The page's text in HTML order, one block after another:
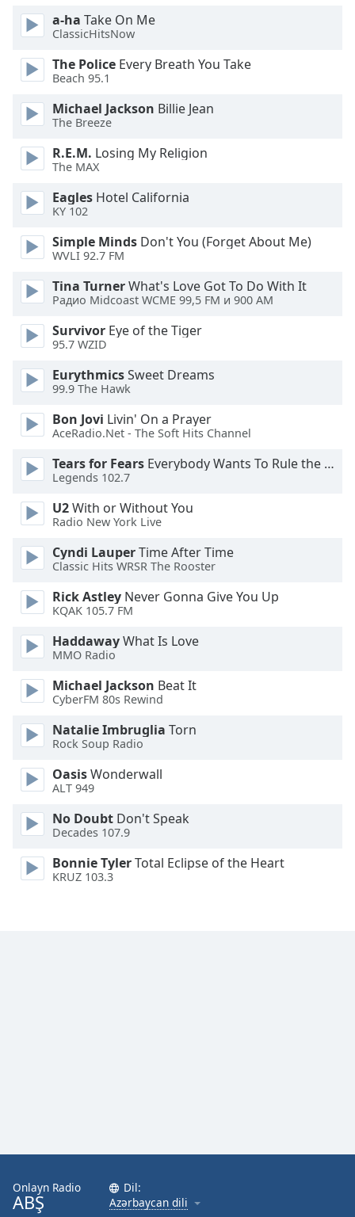
dialog
window.
Escape
close
window.
Color
Opacity
Background
Color
Opacity
Caption
Area
Background
Size
Edge
Style
Font
Family
Reset
Close
Modal
a-ha Take On Me
ClassicHitsNow
The Police Every Breath You Take
Beach 95.1
Michael Jackson Billie Jean
The Breeze
R.E.M. Losing My Religion
The MAX
Eagles Hotel California
KY 102
Simple Minds Don't You (Forget About Me)
WVLI 92.7 FM
Tina TurnerWhat's Love Got To Do With It
Радио Midcoast WCME 99,5 FM и 900 AM
Survivor Eye of the Tiger
95.7 WZID
EurythmicsSweet Dreams
99.9 The Hawk
Bon Jovi Livin' On a Prayer
AceRadio.Net - The Soft Hits Channel
Tears for Fears Everybody Wants To Rule the World
Legends 102.7
U2With or Without You
Radio New York Live
Cyndi LauperTime After Time
Classic Hits WRSR The Rooster
Rick Astley Never Gonna Give You Up
KQAK 105.7 FM
HaddawayWhat Is Love
MMO Radio
Michael Jackson Beat It
CyberFM 80s Rewind
Natalie Imbruglia Torn
Rock Soup Radio
OasisWonderwall
ALT 949
No Doubt Don't Speak
Decades 107.9
Bonnie TylerTotal Eclipse of the Heart
KRUZ 103.3
Onlayn Radio
ABŞ
Dil:
Azərbaycan dili